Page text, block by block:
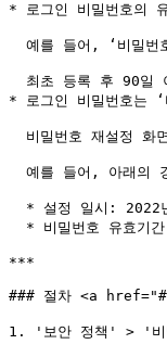
* 로그인 비밀번호의
* 로그인 비밀번호는
***
### 절차 <a
1. '보안 정책' > '비